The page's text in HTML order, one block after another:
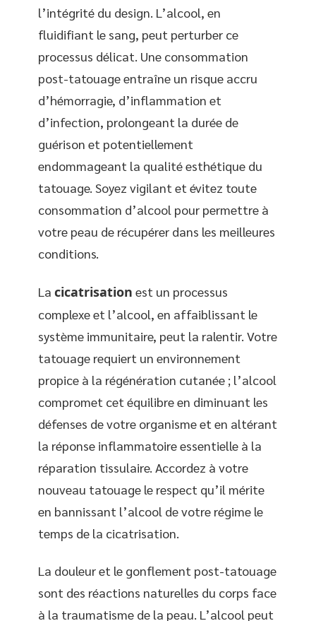
l’intégrité du design. L’alcool, en
fluidifiant le sang, peut perturber ce
processus délicat. Une consommation
post-tatouage entraîne un risque accru
d’hémorragie, d’inflammation et
d’infection, prolongeant la durée de
guérison et potentiellement
endommageant la qualité esthétique du
tatouage. Soyez vigilant et évitez toute
consommation d’alcool pour permettre à
votre peau de récupérer dans les meilleures
conditions.
La cicatrisation est un processus
complexe et l’alcool, en affaiblissant le
système immunitaire, peut la ralentir. Votre
tatouage requiert un environnement
propice à la régénération cutanée ; l’alcool
compromet cet équilibre en diminuant les
défenses de votre organisme et en altérant
la réponse inflammatoire essentielle à la
réparation tissulaire. Accordez à votre
nouveau tatouage le respect qu’il mérite
en bannissant l’alcool de votre régime le
temps de la cicatrisation.
La douleur et le gonflement post-tatouage
sont des réactions naturelles du corps face
à la traumatisme de la peau. L’alcool peut